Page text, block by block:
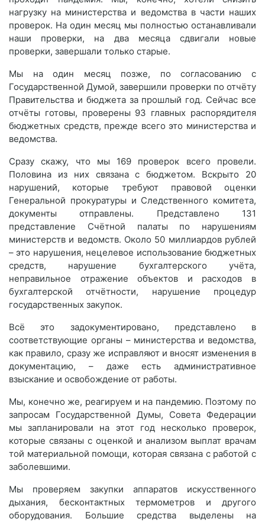
нагрузку на министерства и ведомства в части наших
проверок. На один месяц мы полностью останавливали
наши проверки, на два месяца сдвигали новые
проверки, завершали только старые.
Мы на один месяц позже, по согласованию с
Государственной Думой, завершили проверки по отчёту
Правительства и бюджета за прошлый год. Сейчас все
отчёты готовы, проверены 93 главных распорядителя
бюджетных средств, прежде всего это министерства и
ведомства.
Сразу скажу, что мы 169 проверок всего провели.
Половина из них связана с бюджетом. Вскрыто 20
нарушений, которые требуют правовой оценки
Генеральной прокуратуры и Следственного комитета,
документы отправлены. Представлено 131
представление Счётной палаты по нарушениям
министерств и ведомств. Около 50 миллиардов рублей
– это нарушения, нецелевое использование бюджетных
средств, нарушение бухгалтерского учёта,
неправильное отражение объектов и расходов в
бухгалтерской отчётности, нарушение процедур
государственных закупок.
Всё это задокументировано, представлено в
соответствующие органы – министерства и ведомства,
как правило, сразу же исправляют и вносят изменения в
документацию, – даже есть административное
взыскание и освобождение от работы.
Мы, конечно же, реагируем и на пандемию. Поэтому по
запросам Государственной Думы, Совета Федерации
мы запланировали на этот год несколько проверок,
которые связаны с оценкой и анализом выплат врачам
той материальной помощи, которая связана с работой с
заболевшими.
Мы проверяем закупки аппаратов искусственного
дыхания, бесконтактных термометров и другого
оборудования. Большие средства выделены на